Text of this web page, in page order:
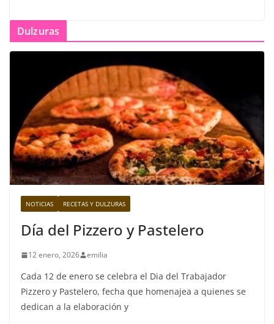
Dulzuras
NOTICIAS RECETAS Y DULZURAS
Día del Pizzero y Pastelero
12 enero, 2026 emilia
Cada 12 de enero se celebra el Dia del Trabajador
Pizzero y Pastelero, fecha que homenajea a quienes se
dedican a la elaboración y